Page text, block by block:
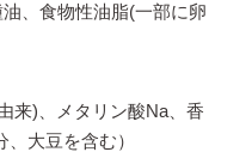
、食物性油脂(一部に卵
来)、メタリン酸Na、香
大豆を含む）